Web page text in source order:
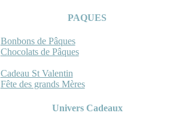
PAQUES
Bonbons de Pâques
Chocolats de Pâques
Cadeau St Valentin
Fête des grands Mères
Univers Cadeaux